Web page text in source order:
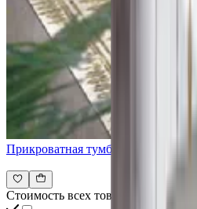
Прикроватная тумба CASPANI
Стоимость всех товаров интерьера